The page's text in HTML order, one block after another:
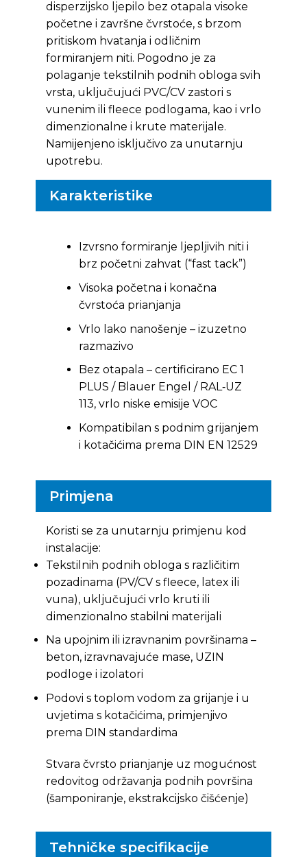
disperzijsko ljepilo bez otapala visoke
početne i završne čvrstoće, s brzom
pritiskom hvatanja i odličnim
formiranjem niti. Pogodno je za
polaganje tekstilnih podnih obloga svih
vrsta, uključujući PVC/CV zastori s
vunenim ili fleece podlogama, kao i vrlo
dimenzionalne i krute materijale.
Namijenjeno isključivo za unutarnju
upotrebu.
Karakteristike
Izvrsno formiranje ljepljivih niti i
brz početni zahvat (“fast tack”)
Visoka početna i konačna
čvrstoća prianjanja
Vrlo lako nanošenje – izuzetno
razmazivo
Bez otapala – certificirano EC 1
PLUS / Blauer Engel / RAL‑UZ
113, vrlo niske emisije VOC
Kompatibilan s podnim grijanjem
i kotačićima prema DIN EN 12529
Primjena
Koristi se za unutarnju primjenu kod
instalacije:
Tekstilnih podnih obloga s različitim
pozadinama (PV/CV s fleece, latex ili
vuna), uključujući vrlo kruti ili
dimenzionalno stabilni materijali
Na upojnim ili izravnanim površinama –
beton, izravnavajuće mase, UZIN
podloge i izolatori
Podovi s toplom vodom za grijanje i u
uvjetima s kotačićima, primjenjivo
prema DIN standardima
Stvara čvrsto prianjanje uz mogućnost
redovitog održavanja podnih površina
(šamponiranje, ekstrakcijsko čišćenje)
Tehničke specifikacije